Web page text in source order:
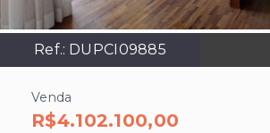
Ref.: DUPCI09885
Venda
R$4.102.100,00